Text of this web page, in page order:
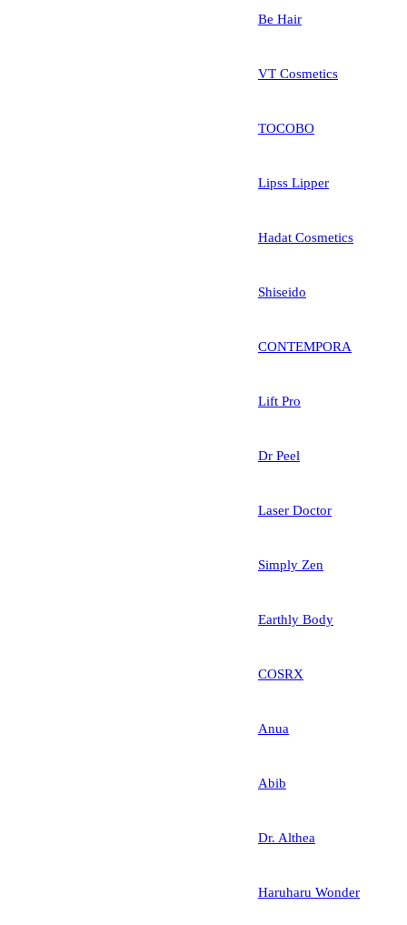
Be Hair
VT Cosmetics
TOCOBO
Lipss Lipper
Hadat Cosmetics
Shiseido
CONTEMPORA
Lift Pro
Dr Peel
Laser Doctor
Simply Zen
Earthly Body
COSRX
Anua
Abib
Dr. Althea
Haruharu Wonder